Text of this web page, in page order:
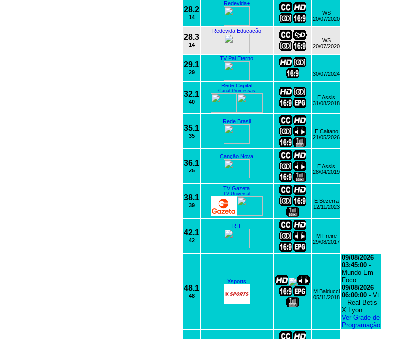
28.2
14
Redevida+
WS
20/07/2020
28.3
14
Redevida Educação
WS
20/07/2020
29.1
29
TV Pai Eterno
30/07/2024
32.1
40
Rede Capital
Canal Promessas
E Assis
31/08/2018
35.1
35
Rede Brasil
E Caitano
21/05/2026
36.1
25
Canção Nova
E Assis
28/04/2019
38.1
39
TV Gazeta
TV Universal
E Bezerra
12/11/2023
42.1
42
RIT
M Freire
29/08/2017
48.1
48
Xsports
M Balducci
05/11/2018
09/08/2026
03:45:00 -
Mundo Em
Foco
09/08/2026
06:00:00 - Vt
– Real Betis
X Lyon
Ver Grade de
Programação